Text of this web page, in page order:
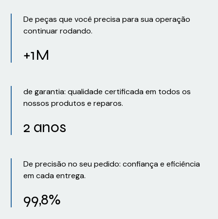
De peças que você precisa para sua operação
continuar rodando.
+1M
de garantia: qualidade certificada em todos os
nossos produtos e reparos.
2 anos
De precisão no seu pedido: confiança e eficiência
em cada entrega.
99,8%